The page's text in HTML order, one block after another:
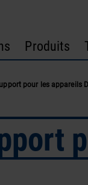
Produits
pour les appareils